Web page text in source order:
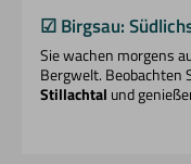
☑︎ Birgsau:
Sie wachen morgens
Bergwelt. Beobachten
Stillachtal und